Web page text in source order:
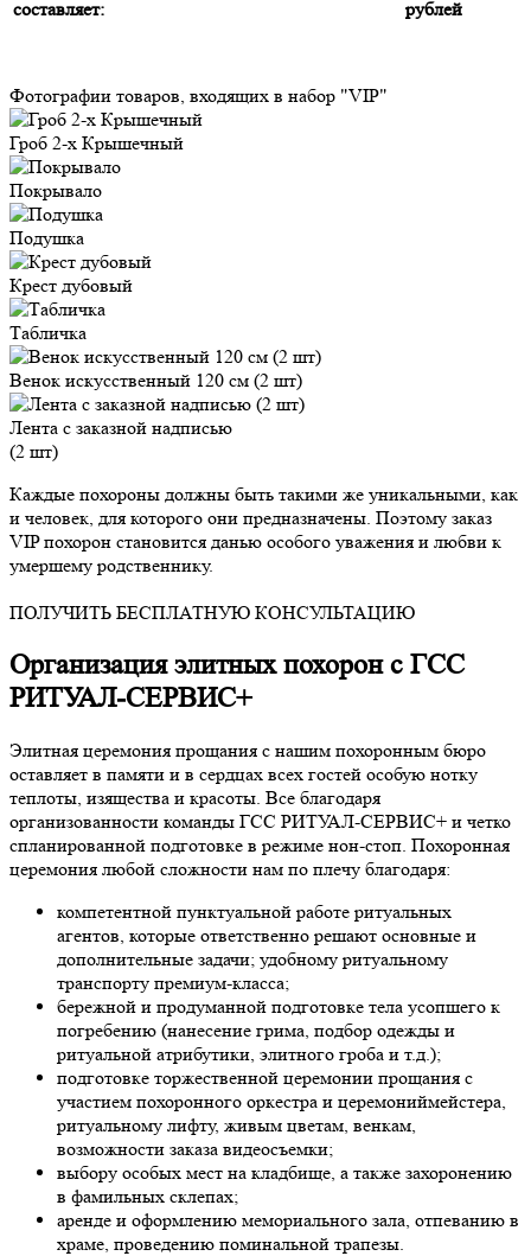
составляет: рублей
Фотографии товаров, входящих в набор "VIP"
Гроб 2-х Крышечный
Покрывало
Подушка
Крест дубовый
Табличка
Венок искусственный 120 см (2 шт)
Лента с заказной надписью
(2 шт)
Каждые похороны должны быть такими же уникальными, как
и человек, для которого они предназначены. Поэтому заказ
VIP похорон становится данью особого уважения и любви к
умершему родственнику.
ПОЛУЧИТЬ БЕСПЛАТНУЮ КОНСУЛЬТАЦИЮ
Организация элитных похорон с ГCС
РИТУАЛ-СЕРВИС+
Элитная церемония прощания с нашим похоронным бюро
оставляет в памяти и в сердцах всех гостей особую нотку
теплоты, изящества и красоты. Все благодаря
организованности команды ГCС РИТУАЛ-СЕРВИС+ и четко
спланированной подготовке в режиме нон-стоп. Похоронная
церемония любой сложности нам по плечу благодаря:
компетентной пунктуальной работе ритуальных
агентов, которые ответственно решают основные и
дополнительные задачи; удобному ритуальному
транспорту премиум-класса;
бережной и продуманной подготовке тела усопшего к
погребению (нанесение грима, подбор одежды и
ритуальной атрибутики, элитного гроба и т.д.);
подготовке торжественной церемонии прощания с
участием похоронного оркестра и церемониймейстера,
ритуальному лифту, живым цветам, венкам,
возможности заказа видеосъемки;
выбору особых мест на кладбище, а также захоронению
в фамильных склепах;
аренде и оформлению мемориального зала, отпеванию в
храме, проведению поминальной трапезы.